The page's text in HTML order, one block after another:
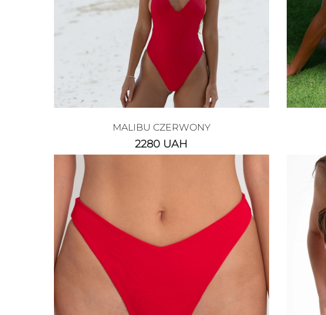
MALIBU CZERWONY
2280 UAH